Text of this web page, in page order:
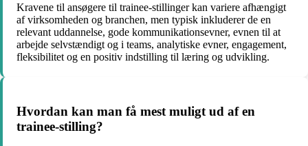
Kravene til ansøgere til trainee-stillinger kan variere afhængigt
af virksomheden og branchen, men typisk inkluderer de en
relevant uddannelse, gode kommunikationsevner, evnen til at
arbejde selvstændigt og i teams, analytiske evner, engagement,
fleksibilitet og en positiv indstilling til læring og udvikling.
Hvordan kan man få mest muligt ud af en
trainee-stilling?